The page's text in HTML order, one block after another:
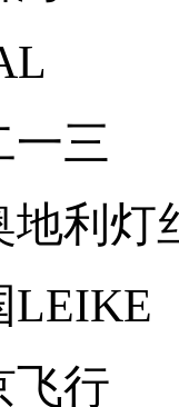
一三
地利灯
国
京飞